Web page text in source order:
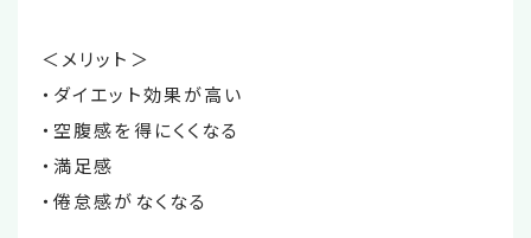
＜メリット＞
・ダイエット効果が高い
・空腹感を得にくくなる
・満足感
・倦怠感がなくなる